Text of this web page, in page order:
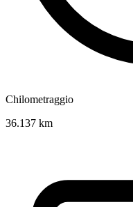
Chilometraggio
36.137 km